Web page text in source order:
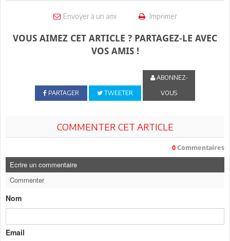
Envoyer à un ami Imprimer
VOUS AIMEZ CET ARTICLE ? PARTAGEZ-LE AVEC
VOS AMIS !
PARTAGER TWEETER
ABONNEZ-
VOUS
COMMENTER CET ARTICLE
0 Commentaires
Ecrire un commentaire
Commenter
Nom
Email